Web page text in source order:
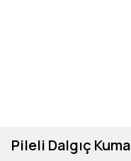
Pileli Dalgıç